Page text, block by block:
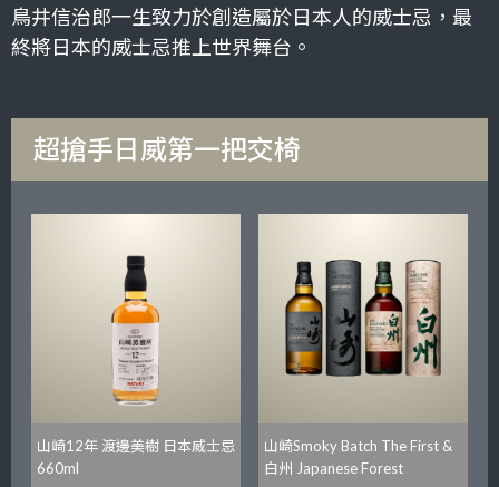
鳥井信治郎一生致力於創造屬於日本人的威士忌，最
終將日本的威士忌推上世界舞台。
超搶手日威第一把交椅
山崎12年 渡邊美樹 日本威士忌
660ml
山崎Smoky Batch The First &
白州 Japanese Forest